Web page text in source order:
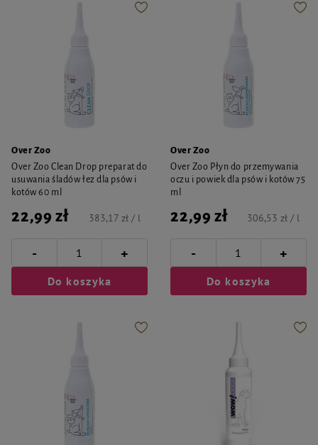
Over Zoo
Over Zoo Clean Drop preparat do
usuwania śladów łez dla psów i
kotów 60 ml
22,99 zł 383,17 zł / l
- +
Do koszyka
Over Zoo
Over Zoo Płyn do przemywania
oczu i powiek dla psów i kotów 75
ml
22,99 zł 306,53 zł / l
- +
Do koszyka